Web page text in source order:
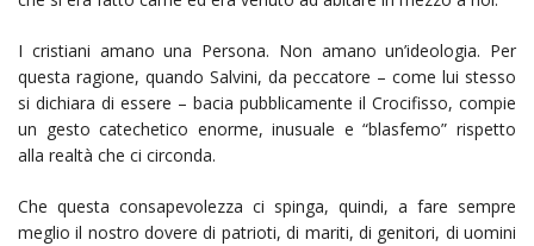
I cristiani amano una Persona. Non amano un’ideologia. Per
questa ragione, quando Salvini, da peccatore – come lui stesso
si dichiara di essere – bacia pubblicamente il Crocifisso, compie
un gesto catechetico enorme, inusuale e “blasfemo” rispetto
alla realtà che ci circonda.
Che questa consapevolezza ci spinga, quindi, a fare sempre
meglio il nostro dovere di patrioti, di mariti, di genitori, di uomini